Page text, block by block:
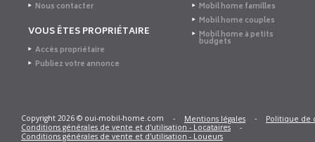
Nous contacter
VOUS ÊTES PROPRIÉTAIRE
Accès propriétaire
Publiez votre annonce
Mobil home familles
Mobil home couples
Mobil home à petits
budgets
Copyright 2026 © oui-mobil-home.com - Mentions légales -
Politique de
Conditions générales de vente et d'utilisation - Locataires
-
Conditions générales de vente et d'utilisation - Loueurs